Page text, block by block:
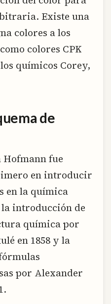
Existe una
colores a los
colores CPK
químicos Corey,
de
fue
en introducir
en la química
introducción de
química por
en 1858 y la
por Alexander